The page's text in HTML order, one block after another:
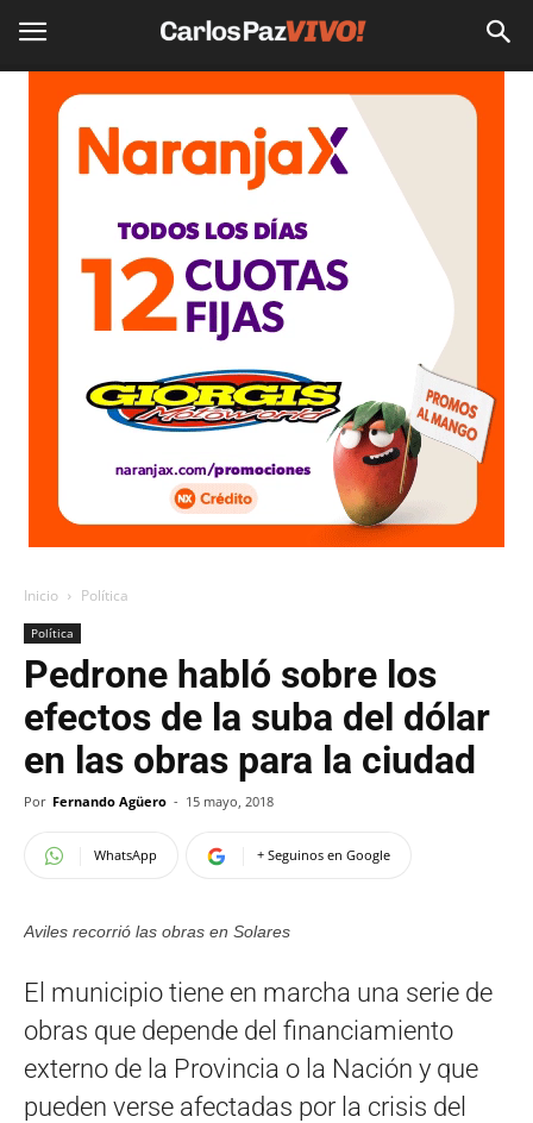
Inicio Política
Política
Pedrone habló sobre los
efectos de la suba del dólar
en las obras para la ciudad
Por Fernando Agüero - 15 mayo, 2018
WhatsApp + Seguinos en Google
Aviles recorrió las obras en Solares
El municipio tiene en marcha una serie de
obras que depende del financiamiento
externo de la Provincia o la Nación y que
pueden verse afectadas por la crisis del